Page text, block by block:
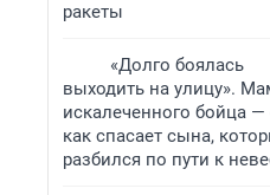
ракеты
«Долго боялась
выходить на улицу».
искалеченного бойца —
как спасает сына,
разбился по пути к